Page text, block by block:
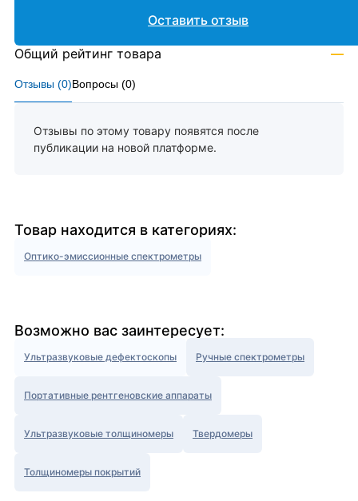
Отзывы (0)Вопросы (0)
Отзывы по этому товару появятся после
публикации на новой платформе.
Оставить отзыв
Общий рейтинг товара —
Товар находится в категориях:
Оптико-эмиссионные спектрометры
Возможно вас заинтересует:
Ультразвуковые дефектоскопы Ручные спектрометры
Портативные рентгеновские аппараты
Ультразвуковые толщиномеры Твердомеры
Толщиномеры покрытий